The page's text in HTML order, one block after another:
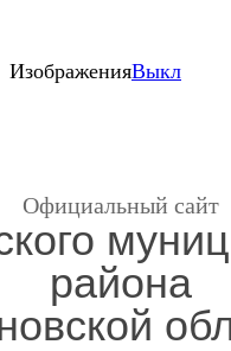
ИзображенияВыкл
Официальный сайт
района